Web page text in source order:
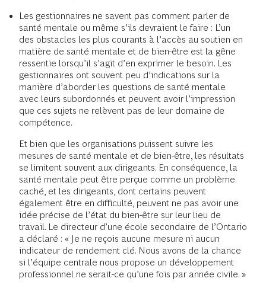
Les gestionnaires ne savent pas comment parler de
santé mentale ou même s’ils devraient le faire : L’un
des obstacles les plus courants à l’accès au soutien en
matière de santé mentale et de bien-être est la gêne
ressentie lorsqu’il s’agit d’en exprimer le besoin. Les
gestionnaires ont souvent peu d’indications sur la
manière d’aborder les questions de santé mentale
avec leurs subordonnés et peuvent avoir l’impression
que ces sujets ne relèvent pas de leur domaine de
compétence.
Et bien que les organisations puissent suivre les
mesures de santé mentale et de bien-être, les résultats
se limitent souvent aux dirigeants. En conséquence, la
santé mentale peut être perçue comme un problème
caché, et les dirigeants, dont certains peuvent
également être en difficulté, peuvent ne pas avoir une
idée précise de l’état du bien-être sur leur lieu de
travail. Le directeur d’une école secondaire de l’Ontario
a déclaré : « Je ne reçois aucune mesure ni aucun
indicateur de rendement clé. Nous avons de la chance
si l’équipe centrale nous propose un développement
professionnel ne serait-ce qu’une fois par année civile. »